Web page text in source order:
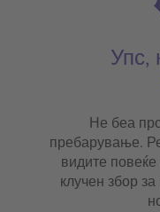
Упс,
Не беа
пребарување.
видите
клучен збор